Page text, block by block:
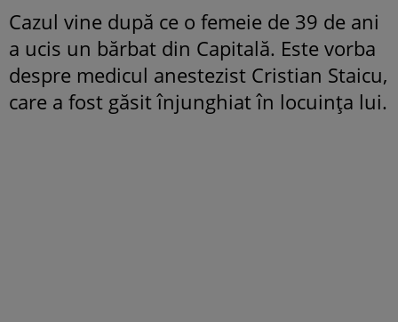
Cazul vine după ce o femeie de 39 de ani
a ucis un bărbat din Capitală. Este vorba
despre medicul anestezist Cristian Staicu,
care a fost găsit înjunghiat în locuința lui.